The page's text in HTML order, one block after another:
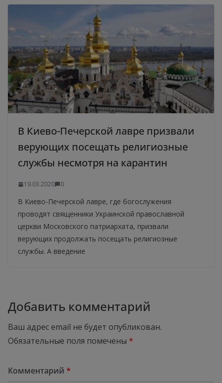
В Киево-Печерской лавре призвали
верующих посещать религиозные
службы несмотря на карантин
19.03.2020 0
В Киево-Печерской лавре, где богослужения
проводят священники Украинской православной
церкви Московского патриархата, призвали
верующих продолжать посещать религиозные
службы. А введение
Добавить комментарий
Ваш адрес email не будет опубликован.
Обязательные поля помечены *
Комментарий *